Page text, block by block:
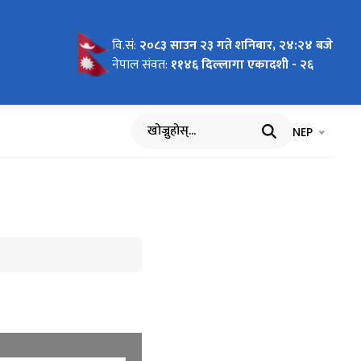
वि.सं: २०८३ साउन २३ गते शनिबार, २४:२४ बजे
नेपाल संवत: ११४६ दिल्लागा एकादशी - २६
खोज्नुहोस् भाषा चयन
NEP